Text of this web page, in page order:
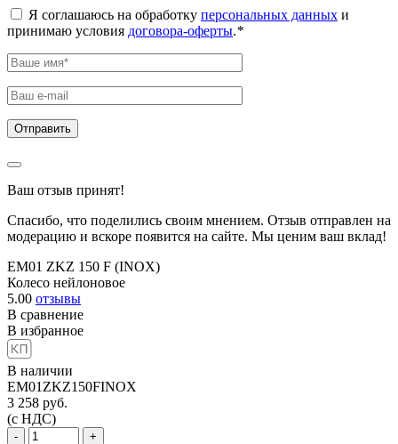
Я соглашаюсь на обработку персональных данных и
принимаю условия договора-оферты.*
Ваш отзыв принят!
Спасибо, что поделились своим мнением. Отзыв отправлен на
модерацию и вскоре появится на сайте. Мы ценим ваш вклад!
EM01 ZKZ 150 F (INOX)
Колесо нейлоновое
5.00 отзывы
В сравнение
В избранное
В наличии
EM01ZKZ150FINOX
3 258 руб.
(с НДС)
- +